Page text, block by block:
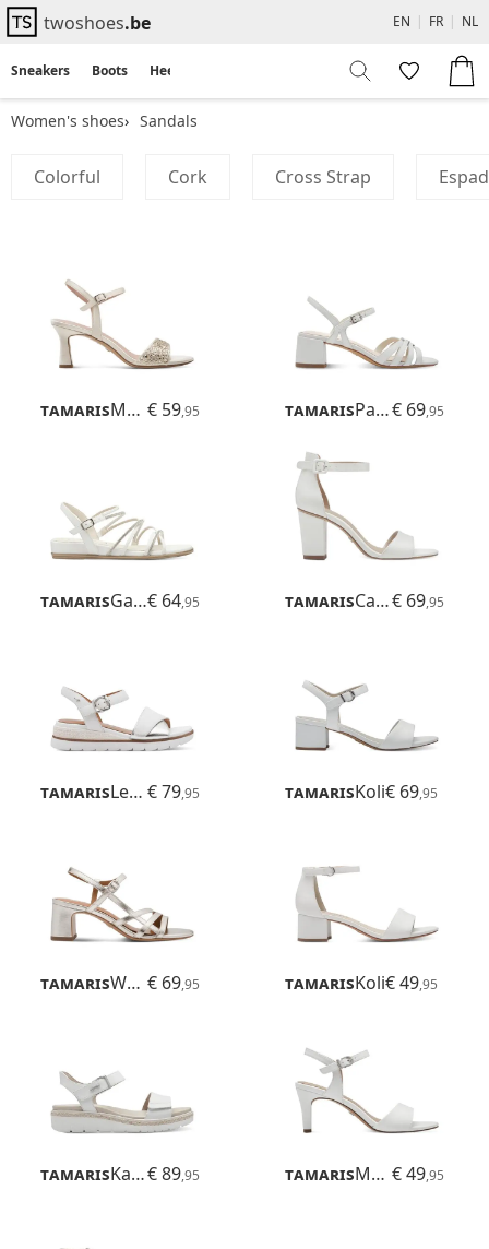
twoshoes.be EN | FR | NL
Sneakers Boots Heels
Women's shoes Sandals
Colorful Cork Cross Strap
Tamaris Meliah € 59,95 Tamaris Paola€ 69,95
Tamaris Gabriella€ 64,95 Tamaris Callie€ 69,95
Tamaris Leanna € 79,95 TamarisKoli€ 69,95
Tamaris Whitnee € 69,95 TamarisKoli€ 49,95
Tamaris Karlie€ 89,95 Tamaris Meliah € 49,95